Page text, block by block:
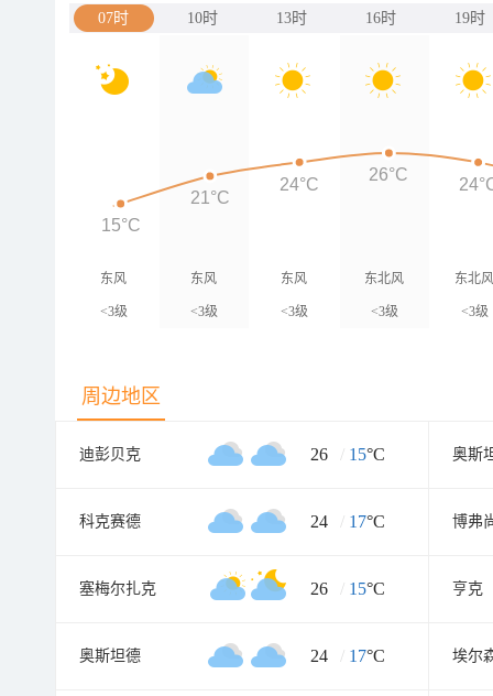
07时 10时 13时 16时 19时
东风
<3级
东风
<3级
东风
<3级
东北风
<3级
东北
<3级
15°C
21°C
24°C 26°C
周边地区
迪彭贝克 26 / 15°C 奥斯
科克赛德 24 / 17°C 博弗
塞梅尔扎克 26 / 15°C 亨克
奥斯坦德 24 / 17°C 埃尔